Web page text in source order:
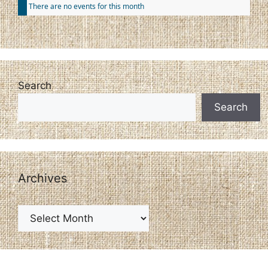
There are no events for this month
Search
Search
Archives